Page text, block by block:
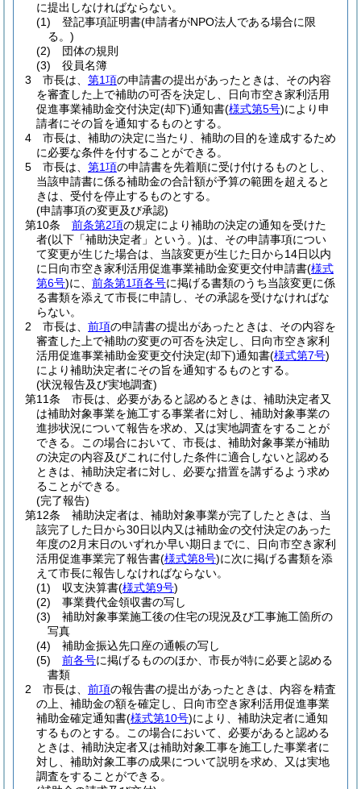
に提出しなければならない。
(1)
登記事項証明書(申請者がNPO法人である場合に限
る。)
(2)
団体の規則
(3)
役員名簿
3
市長は、 第1項の申請書の提出があったときは、その内容
を審査した上で補助の可否を決定し、日向市空き家利活用
促進事業補助金交付決定(却下)通知書(様式第5号)により申
請者にその旨を通知するものとする。
4
市長は、補助の決定に当たり、補助の目的を達成するため
に必要な条件を付することができる。
5
市長は、 第1項の申請書を先着順に受け付けるものとし、
当該申請書に係る補助金の合計額が予算の範囲を超えると
きは、受付を停止するものとする。
(申請事項の変更及び承認)
第10条
前条第2項の規定により補助の決定の通知を受けた
者(以下「補助決定者」という。)は、その申請事項につい
て変更が生じた場合は、当該変更が生じた日から14日以内
に日向市空き家利活用促進事業補助金変更交付申請書(様式
第6号)に、 前条第1項各号に掲げる書類のうち当該変更に係
る書類を添えて市長に申請し、その承認を受けなければな
らない。
2
市長は、 前項の申請書の提出があったときは、その内容を
審査した上で補助の変更の可否を決定し、日向市空き家利
活用促進事業補助金変更交付決定(却下)通知書(様式第7号)
により補助決定者にその旨を通知するものとする。
(状況報告及び実地調査)
第11条
市長は、必要があると認めるときは、補助決定者又
は補助対象事業を施工する事業者に対し、補助対象事業の
進捗状況について報告を求め、又は実地調査をすることが
できる。
この場合において、市長は、補助対象事業が補助
の決定の内容及びこれに付した条件に適合しないと認める
ときは、補助決定者に対し、必要な措置を講ずるよう求め
ることができる。
(完了報告)
第12条
補助決定者は、補助対象事業が完了したときは、当
該完了した日から30日以内又は補助金の交付決定のあった
年度の2月末日のいずれか早い期日までに、日向市空き家利
活用促進事業完了報告書(様式第8号)に次に掲げる書類を添
えて市長に報告しなければならない。
(1)
収支決算書(様式第9号)
(2)
事業費代金領収書の写し
(3)
補助対象事業施工後の住宅の現況及び工事施工箇所の
写真
(4)
補助金振込先口座の通帳の写し
(5)
前各号に掲げるもののほか、市長が特に必要と認める
書類
2
市長は、 前項の報告書の提出があったときは、内容を精査
の上、補助金の額を確定し、日向市空き家利活用促進事業
補助金確定通知書(様式第10号)により、補助決定者に通知
するものとする。
この場合において、必要があると認める
ときは、補助決定者又は補助対象工事を施工した事業者に
対し、補助対象工事の成果について説明を求め、又は実地
調査をすることができる。